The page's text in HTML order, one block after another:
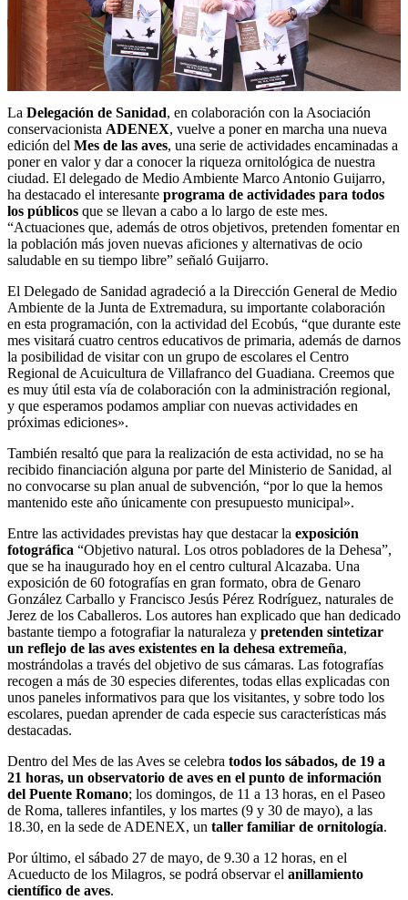
La Delegación de Sanidad, en colaboración con la Asociación
conservacionista ADENEX, vuelve a poner en marcha una nueva
edición del Mes de las aves, una serie de actividades encaminadas a
poner en valor y dar a conocer la riqueza ornitológica de nuestra
ciudad. El delegado de Medio Ambiente Marco Antonio Guijarro,
ha destacado el interesante programa de actividades para todos
los públicos que se llevan a cabo a lo largo de este mes.
“Actuaciones que, además de otros objetivos, pretenden fomentar en
la población más joven nuevas aficiones y alternativas de ocio
saludable en su tiempo libre” señaló Guijarro.
El Delegado de Sanidad agradeció a la Dirección General de Medio
Ambiente de la Junta de Extremadura, su importante colaboración
en esta programación, con la actividad del Ecobús, “que durante este
mes visitará cuatro centros educativos de primaria, además de darnos
la posibilidad de visitar con un grupo de escolares el Centro
Regional de Acuicultura de Villafranco del Guadiana. Creemos que
es muy útil esta vía de colaboración con la administración regional,
y que esperamos podamos ampliar con nuevas actividades en
próximas ediciones».
También resaltó que para la realización de esta actividad, no se ha
recibido financiación alguna por parte del Ministerio de Sanidad, al
no convocarse su plan anual de subvención, “por lo que la hemos
mantenido este año únicamente con presupuesto municipal».
Entre las actividades previstas hay que destacar la exposición
fotográfica “Objetivo natural. Los otros pobladores de la Dehesa”,
que se ha inaugurado hoy en el centro cultural Alcazaba. Una
exposición de 60 fotografías en gran formato, obra de Genaro
González Carballo y Francisco Jesús Pérez Rodríguez, naturales de
Jerez de los Caballeros. Los autores han explicado que han dedicado
bastante tiempo a fotografiar la naturaleza y pretenden sintetizar
un reflejo de las aves existentes en la dehesa extremeña,
mostrándolas a través del objetivo de sus cámaras. Las fotografías
recogen a más de 30 especies diferentes, todas ellas explicadas con
unos paneles informativos para que los visitantes, y sobre todo los
escolares, puedan aprender de cada especie sus características más
destacadas.
Dentro del Mes de las Aves se celebra todos los sábados, de 19 a
21 horas, un observatorio de aves en el punto de información
del Puente Romano; los domingos, de 11 a 13 horas, en el Paseo
de Roma, talleres infantiles, y los martes (9 y 30 de mayo), a las
18.30, en la sede de ADENEX, un taller familiar de ornitología.
Por último, el sábado 27 de mayo, de 9.30 a 12 horas, en el
Acueducto de los Milagros, se podrá observar el anillamiento
científico de aves.